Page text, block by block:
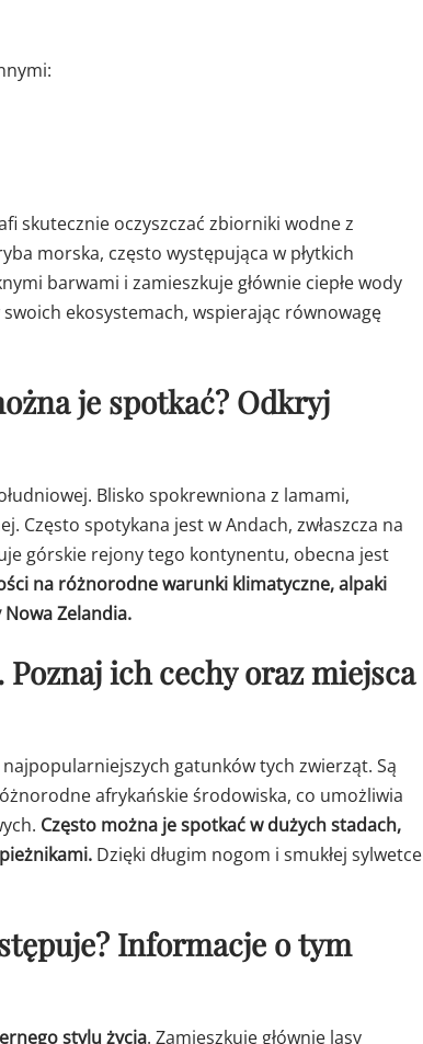
skutecznie oczyszczać zbiorniki wodne z
morska, często występująca w płytkich
barwami i zamieszkuje głównie ciepłe wody
ekosystemach, wspierając równowagę
je spotkać? Odkryj
Blisko spokrewniona z lamami,
Często spotykana jest w Andach, zwłaszcza na
górskie rejony tego kontynentu, obecna jest
na różnorodne warunki klimatyczne, alpaki
Zelandia.
ich cechy oraz miejsca
gatunków tych zwierząt. Są
afrykańskie środowiska, co umożliwia
Często można je spotkać w dużych stadach,
Dzięki długim nogom i smukłej sylwetce
Informacje o tym
stylu życia. Zamieszkuje głównie lasy